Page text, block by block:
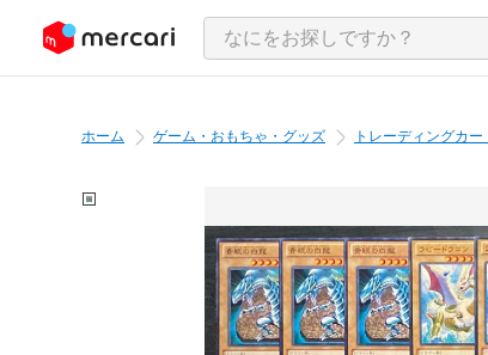
ツにスキップ
ホーム ゲーム・おもちゃ・グッズ トレーディングカー